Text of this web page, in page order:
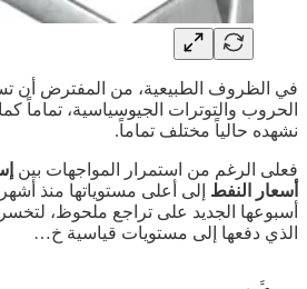
في الظروف الطبيعية، من المفترض أن
الحروب والتوترات الجيوسياسية، تماماً
نشهده حالياً مختلف تماماً.
فعلى الرغم من استمرار المواجهات بين
أسعار النفط إلى أعلى مستوياتها منذ
أسبوعها الجديد على تراجع ملحوظ،
الذي دفعها إلى مستويات قياسية خ…